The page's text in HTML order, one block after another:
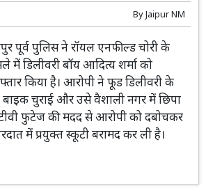
ByJaipur NM
पूर्व पुलिस ने रॉयल एनफील्ड चोरी के
में डिलीवरी बॉय आदित्य शर्मा को
किया है। आरोपी ने फूड डिलीवरी के
चुराई और उसे वैशाली नगर में छिपा
फुटेज की मदद से आरोपी को दबोचकर
में प्रयुक्त स्कूटी बरामद कर ली है।